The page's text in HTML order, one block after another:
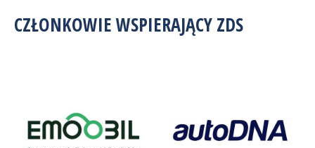
CZŁONKOWIE WSPIERAJĄCY ZDS